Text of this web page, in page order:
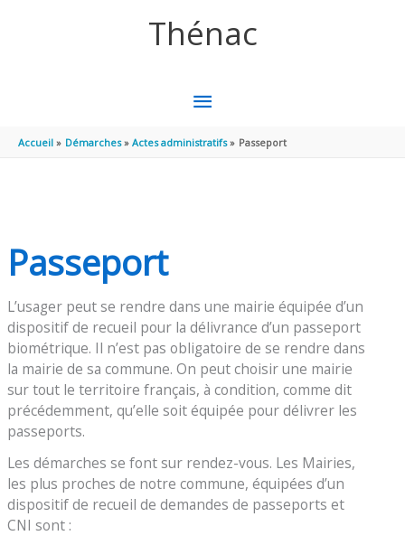
Thénac
MENU
PRINCIPAL
Accueil Démarches Actes administratifs Passeport
Passeport
L’usager peut se rendre dans une mairie équipée d’un
dispositif de recueil pour la délivrance d’un passeport
biométrique. Il n’est pas obligatoire de se rendre dans
la mairie de sa commune. On peut choisir une mairie
sur tout le territoire français, à condition, comme dit
précédemment, qu’elle soit équipée pour délivrer les
passeports.
Les démarches se font sur rendez-vous. Les Mairies,
les plus proches de notre commune, équipées d’un
dispositif de recueil de demandes de passeports et
CNI sont :